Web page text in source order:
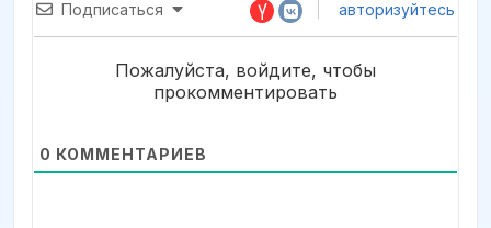
Подписаться авторизуйтесь
Пожалуйста, войдите, чтобы
прокомментировать
0 КОММЕНТАРИЕВ